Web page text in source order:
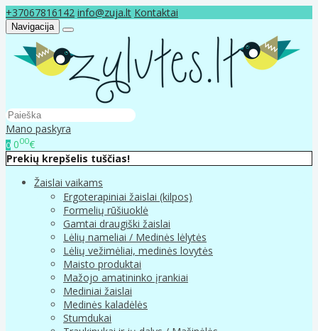
+37067816142 info@zuja.lt Kontaktai
Navigacija
Mano paskyra
0 000€
Prekių krepšelis tuščias!
Žaislai vaikams
Ergoterapiniai žaislai (kilpos)
Formelių rūšiuoklė
Gamtai draugiški žaislai
Lėlių nameliai / Medinės lėlytės
Lėlių vežimėliai, medinės lovytės
Maisto produktai
Mažojo amatininko įrankiai
Mediniai žaislai
Medinės kaladėlės
Stumdukai